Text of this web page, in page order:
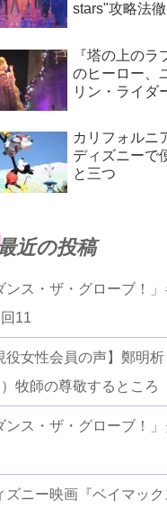
stars"攻略法
『塔の上のラ
のヒーロー、
リン・ライダ
カリフォルニ
ディズニーで
と三つ
近の投稿
ンス・ザ・グローブ！
11
役女性会員の声】鄭明
牧師の尊敬するところ
ンス・ザ・グローブ！
ズニー映画『ベイマック